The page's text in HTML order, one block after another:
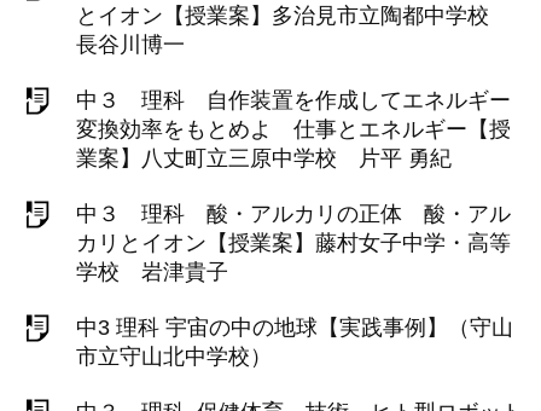
とイオン【授業案】多治見市立陶都中学校
長谷川博一
中３ 理科 自作装置を作成してエネルギー
変換効率をもとめよ 仕事とエネルギー【授
業案】八丈町立三原中学校 片平 勇紀
中３ 理科 酸・アルカリの正体 酸・アル
カリとイオン【授業案】藤村女子中学・高等
学校 岩津貴子
中3 理科 宇宙の中の地球【実践事例】（守山
市立守山北中学校）